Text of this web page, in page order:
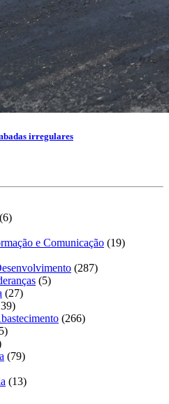
irregulares
(6)
e Comunicação (19)
(287)
(5)
(27)
(266)
(79)
(13)